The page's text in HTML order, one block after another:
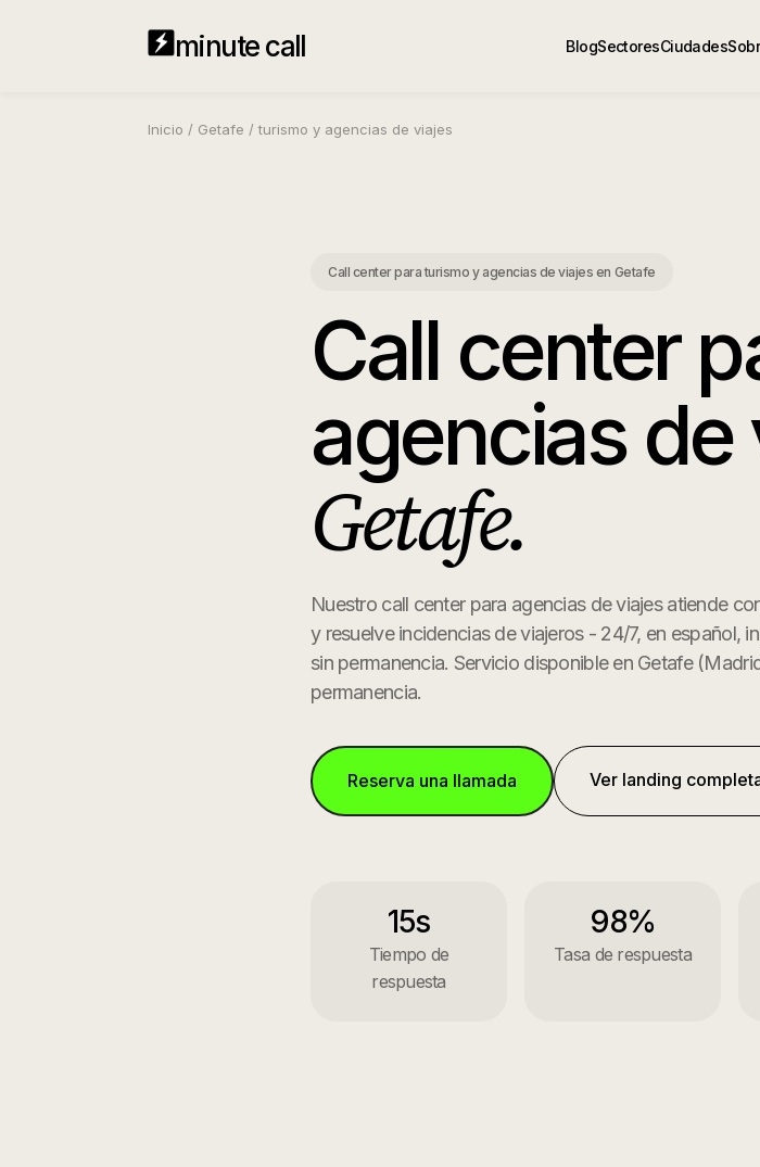
minute call BlogSectoresCiudades
Inicio / Getafe / turismo y agencias de viajes
Call center para turismo y agencias de viajes en Getafe
Call center
agencias de
Getafe.
Nuestro call center para agencias de viajes atiende
y resuelve incidencias de viajeros - 24/7, en español,
sin permanencia. Servicio disponible en Getafe(
permanencia.
Reserva una llamada Ver landing
15s
Tiempo de
respuesta
98%
Tasa de respuesta